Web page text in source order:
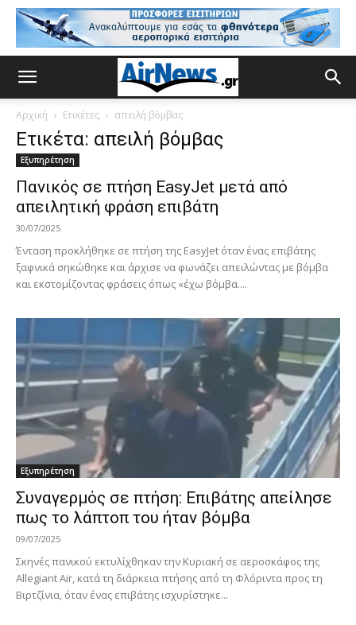
Αρχική Ετικέτες απειλή βόμβας
Ετικέτα: απειλή βόμβας
Εξυπηρέτηση
Πανικός σε πτήση EasyJet μετά από
απειλητική φράση επιβάτη
30/07/2025
Ένταση προκλήθηκε σε πτήση της EasyJet όταν ένας επιβάτης
ξαφνικά σηκώθηκε και άρχισε να φωνάζει απειλώντας με βόμβα
και εκστομίζοντας φράσεις όπως «έχω βόμβα....
Εξυπηρέτηση
Συναγερμός σε πτήση: Επιβάτης απείλησε
πως το λάπτοπ του ήταν βόμβα
09/07/2025
Σκηνές πανικού εκτυλίχθηκαν την Κυριακή σε αεροσκάφος της
Allegiant Air, κατά τη διάρκεια πτήσης από τη Φλόριντα προς τη
Βιρτζίνια, όταν ένας επιβάτης ισχυρίστηκε...